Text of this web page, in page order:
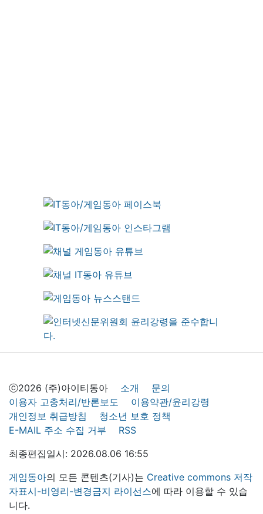
ⓒ2026 (주)아이티동아 소개
문의
이용자 고충처리/반론보도
이용약관/윤리강령
개인정보 취급방침
청소년 보호 정책
E-MAIL 주소 수집 거부
RSS
최종편집일시: 2026.08.06 16:55
게임동아의 모든 콘텐츠(기사)는 Creative commons 저작
자표시-비영리-변경금지 라이선스에 따라 이용할 수 있습
니다.